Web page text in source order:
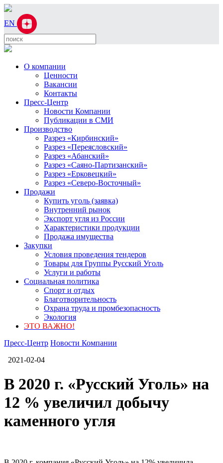
EN
О компании
Ценности
Вакансии
Контакты
Пресс-Центр
Новости Компании
Публикации в СМИ
Производство
Разрез «Кирбинский»
Разрез «Переясловский»
Разрез «Абанский»
Разрез «Саяно-Партизанский»
Разрез «Ерковецкий»
Разрез «Северо-Восточный»
Продажи
Купить уголь (заявка)
Внутренний рынок
Экспорт угля из России
Характеристики продукции
Продажа имущества
Закупки
Условия проведения тендеров
Товары для Группы Русский Уголь
Услуги и работы
Социальная политика
Спорт и отдых
Благотворительность
Охрана труда и промбезопасность
Экология
ЭТО ВАЖНО!
Пресс-Центр Новости Компании
2021-02-04
В 2020 г. «Русский Уголь» на
12 % увеличил добычу
каменного угля